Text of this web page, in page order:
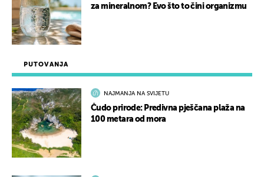
PUTOVANJA
NAJMANJA NA SVIJETU
Čudo prirode: Predivna pješčana plaža na
100 metara od mora
za mineralnom? Evo što to čini organizmu